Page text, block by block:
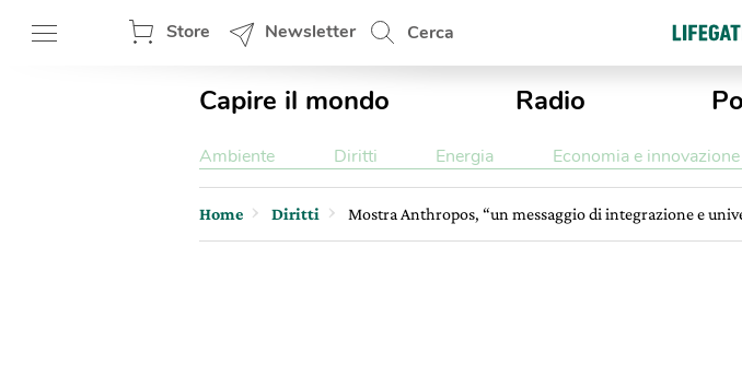
Store Newsletter Cerca
Capire il mondo Radio
Ambiente Diritti Energia Economia e innovazione
Home Diritti Mostra Anthropos, “un messaggio di integrazione e